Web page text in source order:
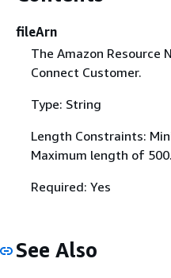
fileArn
The Amazon Resource
Connect Customer.
Type: String
Length Constraints:
Maximum length of 500.
Required: Yes
See Also